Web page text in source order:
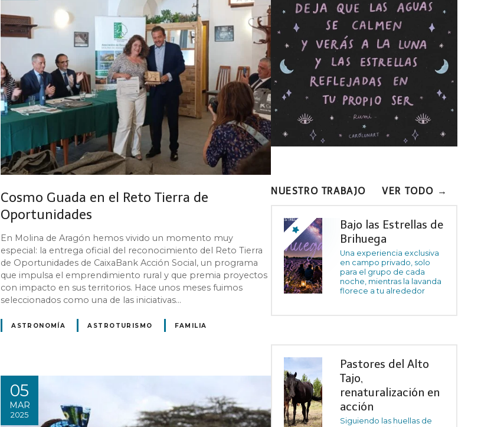
Cosmo Guada en el Reto Tierra de
Oportunidades
En Molina de Aragón hemos vivido un momento muy
especial: la entrega oficial del reconocimiento del Reto Tierra
de Oportunidades de CaixaBank Acción Social, un programa
que impulsa el emprendimiento rural y que premia proyectos
con impacto en sus territorios. Hace unos meses fuimos
seleccionados como una de las iniciativas…
ASTRONOMÍA ASTROTURISMO FAMILIA
05
MAR
2025
NUESTRO TRABAJOVER TODO →
Bajo las Estrellas de
Brihuega
Una experiencia exclusiva
en campo privado, solo
para el grupo de cada
noche, mientras la lavanda
florece a tu alrededor
Pastores del Alto
Tajo,
renaturalización en
acción
Siguiendo las huellas de